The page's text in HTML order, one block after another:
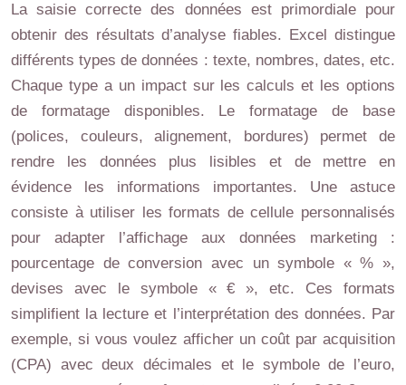
La saisie correcte des données est primordiale pour
obtenir des résultats d’analyse fiables. Excel distingue
différents types de données : texte, nombres, dates, etc.
Chaque type a un impact sur les calculs et les options
de formatage disponibles. Le formatage de base
(polices, couleurs, alignement, bordures) permet de
rendre les données plus lisibles et de mettre en
évidence les informations importantes. Une astuce
consiste à utiliser les formats de cellule personnalisés
pour adapter l’affichage aux données marketing :
pourcentage de conversion avec un symbole « % »,
devises avec le symbole « € », etc. Ces formats
simplifient la lecture et l’interprétation des données. Par
exemple, si vous voulez afficher un coût par acquisition
(CPA) avec deux décimales et le symbole de l’euro,